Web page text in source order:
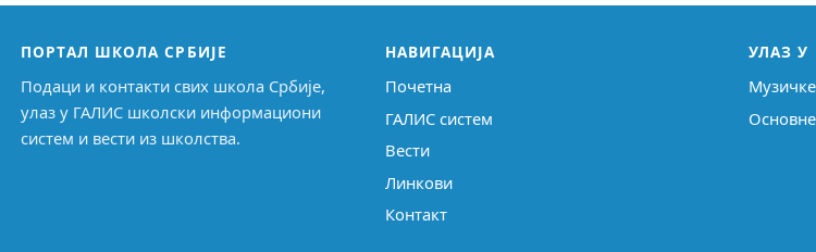
ПОРТАЛ ШКОЛА СРБИЈЕ
Подаци и контакти свих школа Србије,
улаз у ГАЛИС школски информациони
систем и вести из школства.
НАВИГАЦИЈА
Почетна
ГАЛИС систем
Вести
Линкови
Контакт
УЛАЗ У